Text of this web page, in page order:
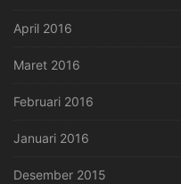
April 2016
Maret 2016
Februari 2016
Januari 2016
Desember 2015